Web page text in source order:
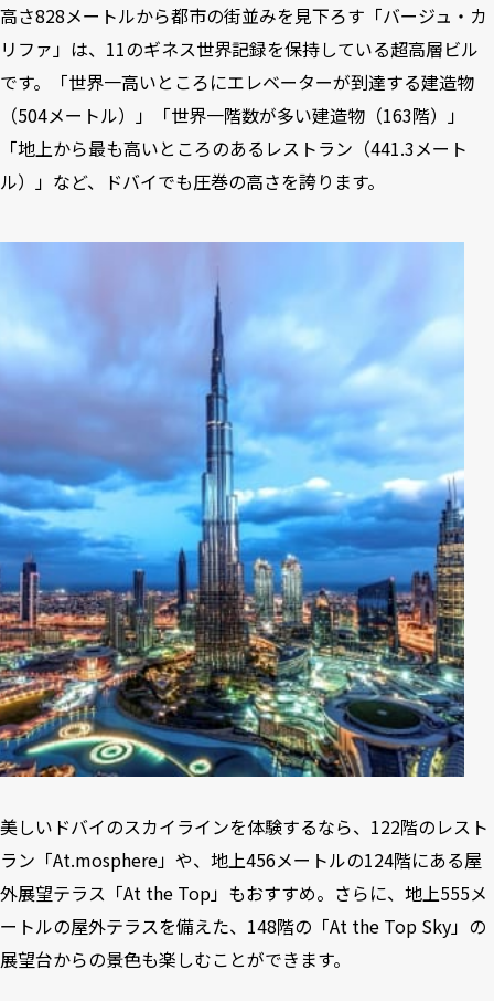
高さ828メートルから都市の街並みを見下ろす「バージュ・カ
リファ」は、11のギネス世界記録を保持している超高層ビル
です。「世界一高いところにエレベーターが到達する建造物
（504メートル）」「世界一階数が多い建造物（163階）」
「地上から最も高いところのあるレストラン（441.3メート
ル）」など、ドバイでも圧巻の高さを誇ります。
美しいドバイのスカイラインを体験するなら、122階のレスト
ラン「At.mosphere」や、地上456メートルの124階にある屋
外展望テラス「At the Top」もおすすめ。さらに、地上555メ
ートルの屋外テラスを備えた、148階の「At the Top Sky」の
展望台からの景色も楽しむことができます。